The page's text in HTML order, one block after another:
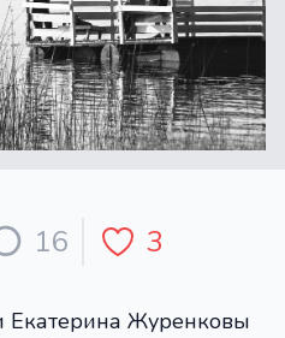
16 3
Екатерина Журенковы